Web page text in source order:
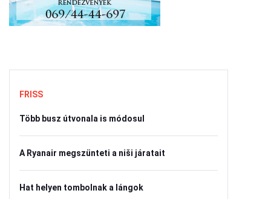
FRISS
Több busz útvonala is módosul
A Ryanair megszünteti a niši járatait
Hat helyen tombolnak a lángok